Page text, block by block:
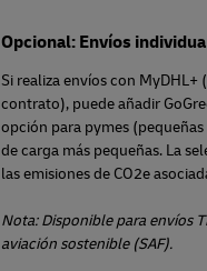
Opcional: Envíos
Si realiza envíos con MyDHL+
contrato), puede añadir
opción para pymes
de carga más pequeñas. La
las emisiones de CO2e
Nota: Disponible para envíos
aviación sostenible (SAF).